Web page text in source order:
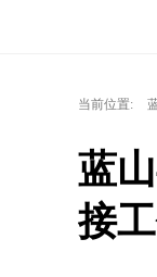
当前位置:
蓝
接